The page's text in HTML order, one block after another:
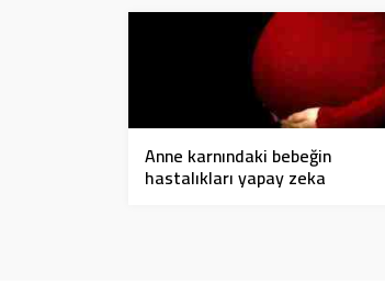
Anne karnındaki bebeğin
hastalıkları yapay zeka